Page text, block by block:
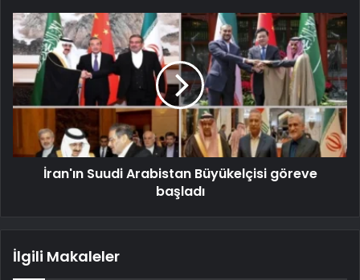
İran'ın Suudi Arabistan Büyükelçisi göreve
başladı
İlgili Makaleler